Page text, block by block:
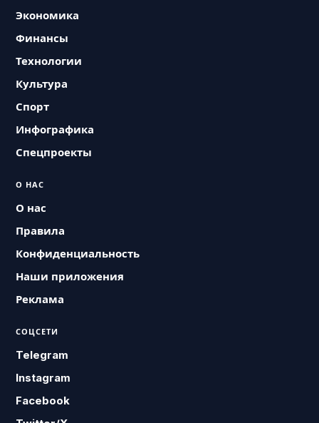
Экономика
Финансы
Технологии
Культура
Спорт
Инфографика
Спецпроекты
О НАС
О нас
Правила
Конфиденциальность
Наши приложения
Реклама
СОЦСЕТИ
Telegram
Instagram
Facebook